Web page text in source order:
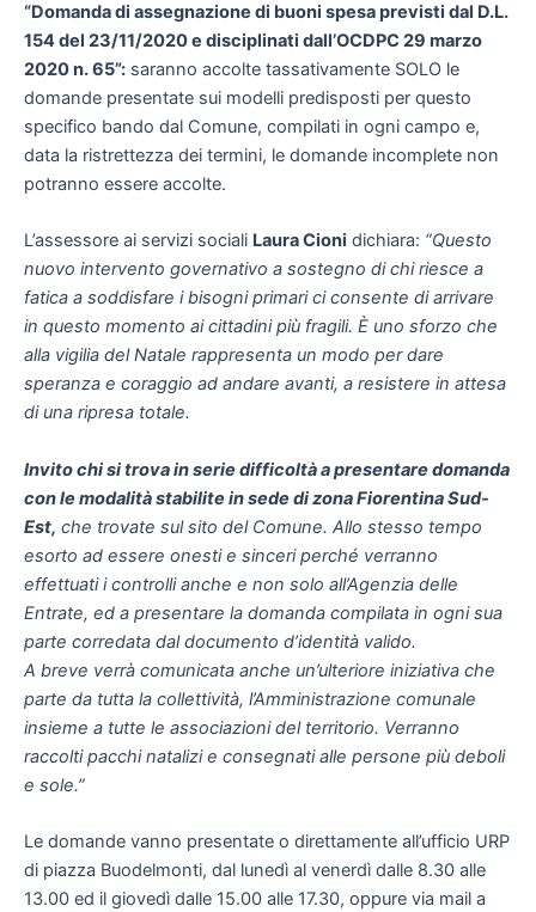
“Domanda di assegnazione di buoni spesa previsti dal D.L.
154 del 23/11/2020 e disciplinati dall’OCDPC 29 marzo
2020 n. 65”: saranno accolte tassativamente SOLO le
domande presentate sui modelli predisposti per questo
specifico bando dal Comune, compilati in ogni campo e,
data la ristrettezza dei termini, le domande incomplete non
potranno essere accolte.
L’assessore ai servizi sociali Laura Cioni dichiara: “Questo
nuovo intervento governativo a sostegno di chi riesce a
fatica a soddisfare i bisogni primari ci consente di arrivare
in questo momento ai cittadini più fragili. È uno sforzo che
alla vigilia del Natale rappresenta un modo per dare
speranza e coraggio ad andare avanti, a resistere in attesa
di una ripresa totale.
Invito chi si trova in serie difficoltà a presentare domanda
con le modalità stabilite in sede di zona Fiorentina Sud-
Est, che trovate sul sito del Comune. Allo stesso tempo
esorto ad essere onesti e sinceri perché verranno
effettuati i controlli anche e non solo all’Agenzia delle
Entrate, ed a presentare la domanda compilata in ogni sua
parte corredata dal documento d’identità valido.
A breve verrà comunicata anche un’ulteriore iniziativa che
parte da tutta la collettività, l’Amministrazione comunale
insieme a tutte le associazioni del territorio. Verranno
raccolti pacchi natalizi e consegnati alle persone più deboli
e sole.”
Le domande vanno presentate o direttamente all’ufficio URP
di piazza Buodelmonti, dal lunedì al venerdì dalle 8.30 alle
13.00 ed il giovedì dalle 15.00 alle 17.30, oppure via mail a